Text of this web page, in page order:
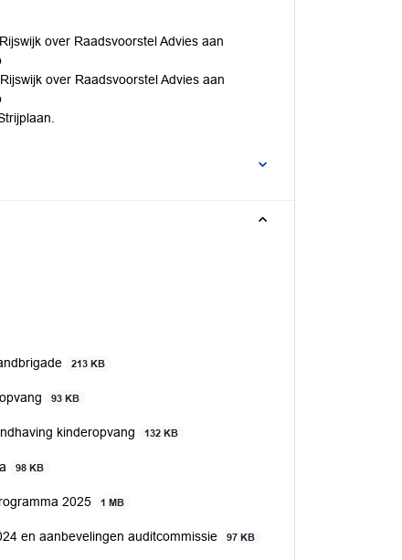
over Raadsvoorstel Advies aan
over Raadsvoorstel Advies aan
213 KB
93 KB
kinderopvang 132 KB
98 KB
2025 1 MB
en aanbevelingen auditcommissie 97 KB